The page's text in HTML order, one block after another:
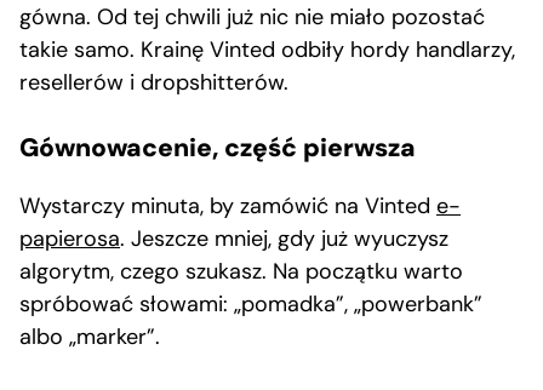
gówna. Od tej chwili już nic nie miało pozostać
takie samo. Krainę Vinted odbiły hordy handlarzy,
resellerów i dropshitterów.
Gównowacenie, część pierwsza
Wystarczy minuta, by zamówić na Vinted e-
papierosa. Jeszcze mniej, gdy już wyuczysz
algorytm, czego szukasz. Na początku warto
spróbować słowami: „pomadka”, „powerbank”
albo „marker”.